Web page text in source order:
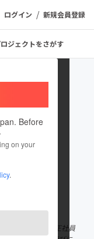
ログイン / 新規会員登録
ジェクトをさがす
Before
on your
.
す
猫カフェです。 正社員